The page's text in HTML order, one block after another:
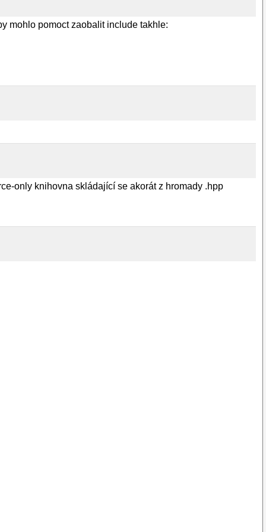
mohlo pomoct zaobalit include takhle:
only knihovna skládající se akorát z hromady .hpp